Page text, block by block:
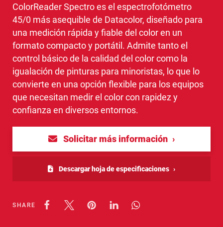
SHARE
ColorReader Spectro es el espectrofotómetro
45/0 más asequible de Datacolor, diseñado para
una medición rápida y fiable del color en un
formato compacto y portátil. Admite tanto el
control básico de la calidad del color como la
igualación de pinturas para minoristas, lo que lo
convierte en una opción flexible para los equipos
que necesitan medir el color con rapidez y
confianza en diversos entornos.
Solicitar más información
Descargar hoja de especificaciones